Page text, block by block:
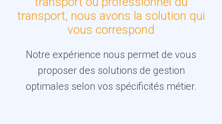
transport, nous avons la solution qui
vous correspond
Notre expérience nous permet de vous
proposer des solutions de gestion
optimales selon vos spécificités métier.